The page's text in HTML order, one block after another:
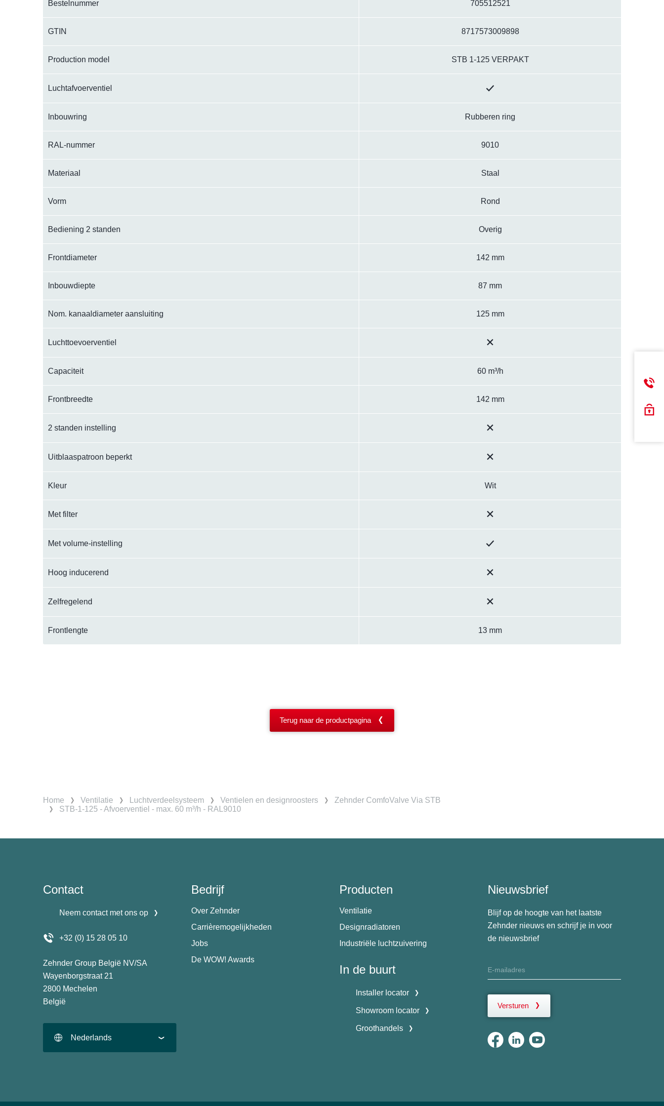
Bestelnummer 705512521
GTIN 8717573009898
Production model STB 1-125 VERPAKT
Luchtafvoerventiel
Inbouwring Rubberen ring
RAL-nummer 9010
Materiaal Staal
Vorm Rond
Bediening 2 standen Overig
Frontdiameter 142 mm
Inbouwdiepte 87 mm
Nom. kanaaldiameter aansluiting 125 mm
Luchttoevoerventiel
Capaciteit 60 m³/h
Frontbreedte 142 mm
2 standen instelling
Uitblaaspatroon beperkt
Kleur Wit
Met filter
Met volume-instelling
Hoog inducerend
Zelfregelend
Frontlengte 13 mm
Terug naar de productpagina
Home Ventilatie Luchtverdeelsysteem Ventielen en designroosters
Zehnder ComfoValve Via STB
STB-1-125 - Afvoerventiel - max. 60 m³/h - RAL9010
Contact
Neem contact met ons op
+32 (0) 15 28 05 10
Zehnder Group België NV/SA
Wayenborgstraat 21
2800 Mechelen
België
Nederlands
Bedrijf
Over Zehnder
Carrièremogelijkheden
Jobs
De WOW! Awards
Producten
Ventilatie
Designradiatoren
Industriële luchtzuivering
In de buurt
Installer locator
Showroom locator
Groothandels
Nieuwsbrief
Blijf op de hoogte van het laatste
Zehnder nieuws en schrijf je in voor
de nieuwsbrief
Versturen